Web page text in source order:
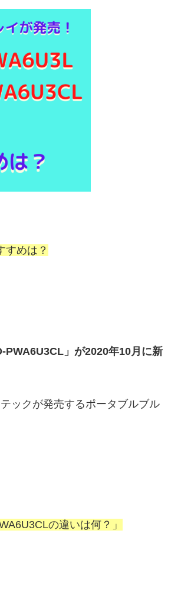
すめは？
PWA6U3CL」が2020年10月に新
ックが発売するポータブルブル
の違いは何？」